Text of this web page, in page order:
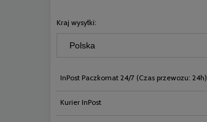
Kraj wysyłki:
InPost Paczkomat 24/7 (Czas przewozu: 24h)
Kurier InPost